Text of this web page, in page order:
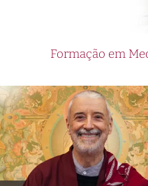
Formação em